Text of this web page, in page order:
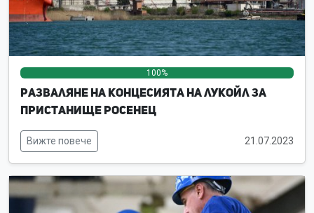
100%
Разваляне на концесията на ЛУКойл за
пристанище Росенец
Вижте повече 21.07.2023